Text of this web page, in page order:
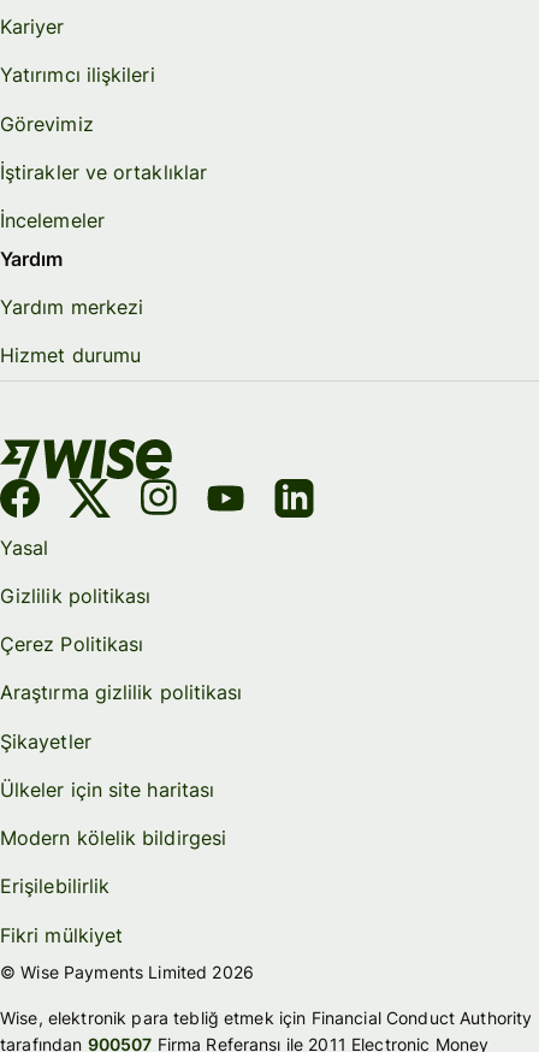
Kariyer
Yatırımcı ilişkileri
Görevimiz
İştirakler ve ortaklıklar
İncelemeler
Yardım
Yardım merkezi
Hizmet durumu
Yasal
Gizlilik politikası
Çerez Politikası
Araştırma gizlilik politikası
Şikayetler
Ülkeler için site haritası
Modern kölelik bildirgesi
Erişilebilirlik
Fikri mülkiyet
© Wise Payments Limited 2026
Wise, elektronik para tebliğ etmek için Financial Conduct Authority
tarafından 900507 Firma Referansı ile 2011 Electronic Money